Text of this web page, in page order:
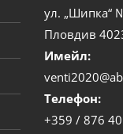
ул. „Шипка“
Пловдив
Имейл:
Телефон:
+359 / 876